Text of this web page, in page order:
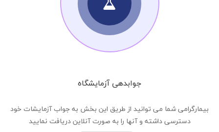
جوابدهی آزمایشگاه
بیمارگرامی شما می توانید از طریق این بخش به جواب آزمایشات خود
دسترسی داشته و آنها را به صورت آنلاین دریافت نمایید